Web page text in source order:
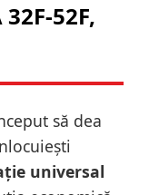
52F,
să dea
universal